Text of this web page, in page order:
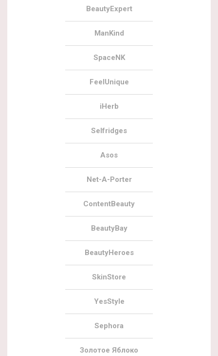
BeautyExpert
ManKind
SpaceNK
FeelUnique
iHerb
Selfridges
Asos
Net-A-Porter
ContentBeauty
BeautyBay
BeautyHeroes
SkinStore
YesStyle
Sephora
Золотое Яблоко